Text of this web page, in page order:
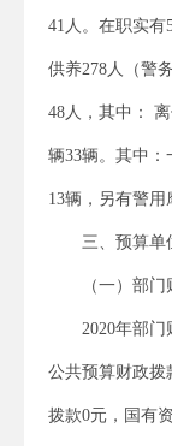
41人。在职实有
供养278人（警
48人，其中：
辆33辆。其中
13辆，另有警用
三、预算单
（一）部
2020年部
公共预算财政拨
拨款0元，国有